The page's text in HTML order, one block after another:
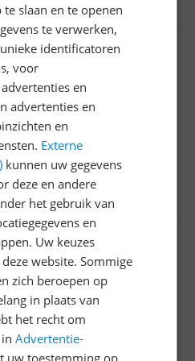
slaan en te openen
te verwerken,
identificatoren
voor
en
advertenties en
en
Externe
kunnen uw gegevens
deze en andere
het gebruik van
en
Uw keuzes
website. Sommige
zich beroepen op
in plaats van
het recht om
inAdvertentie-
uw toestemming op